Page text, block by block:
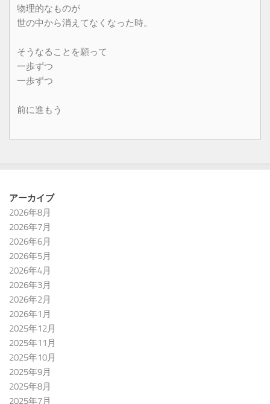
物理的なものが
世の中から消えてなくなった時。
そうなることを願って
一歩ずつ
一歩ずつ
前に進もう
アーカイブ
2026年8月
2026年7月
2026年6月
2026年5月
2026年4月
2026年3月
2026年2月
2026年1月
2025年12月
2025年11月
2025年10月
2025年9月
2025年8月
2025年7月